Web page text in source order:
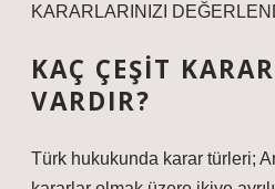
KARARLARINIZI
KAÇ ÇEŞIT
VARDIR?
Türk hukukunda karar türleri;